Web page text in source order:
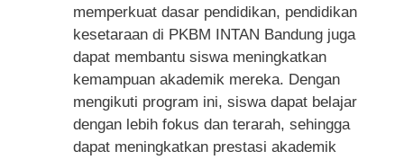
memperkuat dasar pendidikan, pendidikan
kesetaraan di PKBM INTAN Bandung juga
dapat membantu siswa meningkatkan
kemampuan akademik mereka. Dengan
mengikuti program ini, siswa dapat belajar
dengan lebih fokus dan terarah, sehingga
dapat meningkatkan prestasi akademik